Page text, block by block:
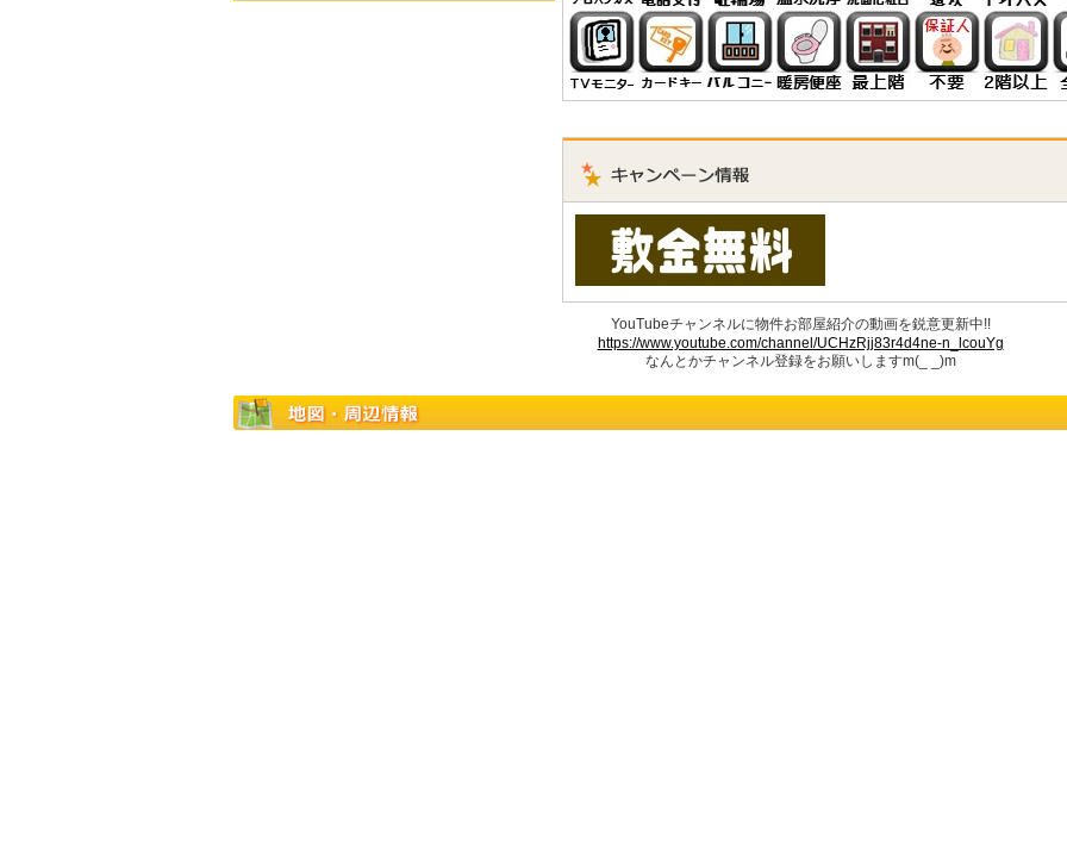
YouTubeチャンネルに物件お部屋紹介の動画を鋭意更新中!!
https://www.youtube.com/channel/UCHzRjj83r4d4ne-n_lcouYg
なんとかチャンネル登録をお願いしますm(_ _)m